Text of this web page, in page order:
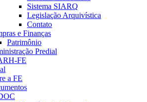
Sistema SIARQ
Legislação Arquivística
Contato
e Finanças
Patrimônio
Predial
FE
a FE